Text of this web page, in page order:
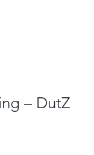
– DutZ